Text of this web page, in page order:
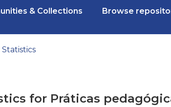
& Collections Browse
Statistics
for Práticas